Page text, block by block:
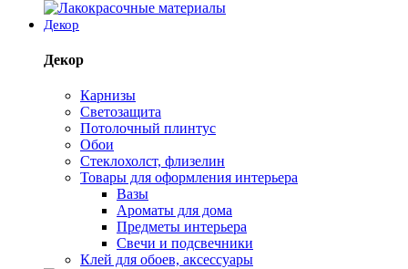
Декор
Декор
Карнизы
Светозащита
Потолочный плинтус
Обои
Стеклохолст, флизелин
Товары для оформления интерьера
Вазы
Ароматы для дома
Предметы интерьера
Свечи и подсвечники
Клей для обоев, аксессуары